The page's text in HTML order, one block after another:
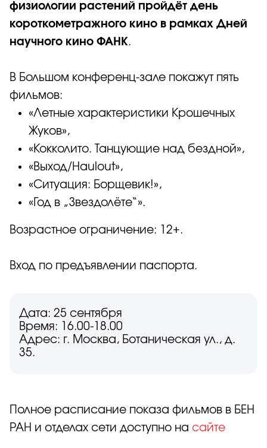
физиологии растений пройдёт день
короткометражного кино в рамках Дней
научного кино ФАНК.
В Большом конференц-зале покажут пять
фильмов:
«Летные характеристики Крошечных
Жуков»,
«Кокколито. Танцующие над бездной»,
«Выход/Haulout»,
«Ситуация: Борщевик!»,
«Год в „Звездолёте“».
Возрастное ограничение: 12+.
Вход по предъявлении паспорта.
Дата: 25 сентября
Время: 16.00-18.00
Адрес: г. Москва, Ботаническая ул., д.
35.
Полное расписание показа фильмов в БЕН
РАН и отделах сети доступно на сайте